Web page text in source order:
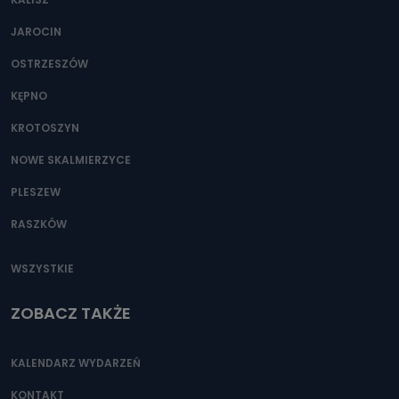
JAROCIN
OSTRZESZÓW
KĘPNO
KROTOSZYN
NOWE SKALMIERZYCE
PLESZEW
RASZKÓW
WSZYSTKIE
ZOBACZ TAKŻE
KALENDARZ WYDARZEŃ
KONTAKT